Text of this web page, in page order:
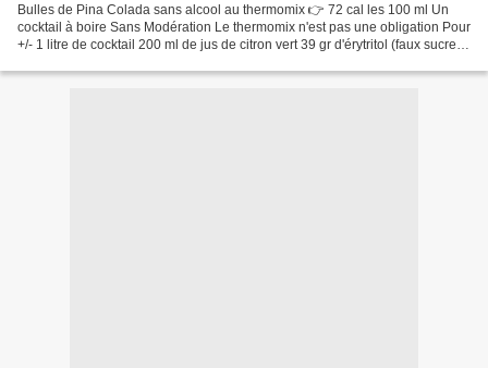
Bulles de Pina Colada sans alcool au thermomix 👉 72 cal les 100 ml Un
cocktail à boire Sans Modération Le thermomix n'est pas une obligation Pour
+/- 1 litre de cocktail 200 ml de jus de citron vert 39 gr d'érytritol (faux sucre à